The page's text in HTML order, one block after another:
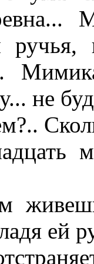
ручья,
не
ей